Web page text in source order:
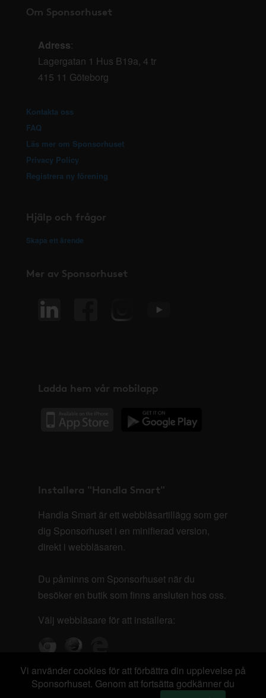
Om Sponsorhuset
Adress:
Lagergatan 1 Hus B19a, 4 tr
415 11 Göteborg
Kontakta oss
FAQ
Läs mer om Sponsorhuset
Privacy Policy
Registrera ny förening
Hjälp och frågor
Skapa ett ärende
Mer av Sponsorhuset
Ladda hem vår mobilapp
Installera "Handla Smart"
Handla Smart är ett webbläsartillägg som ger
dig Sponsorhuset i en minifierad version,
direkt i webbläsaren.
Du påminns om Sponsorhuset när du
besöker en butik som finns ansluten hos oss.
Välj webbläsare för att installera:
Vi använder cookies för att förbättra din upplevelse på
Sponsorhuset. Genom att fortsätta godkänner du